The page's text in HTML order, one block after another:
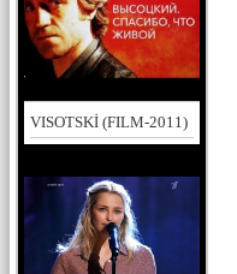
VISOTSKİ (FILM-2011)